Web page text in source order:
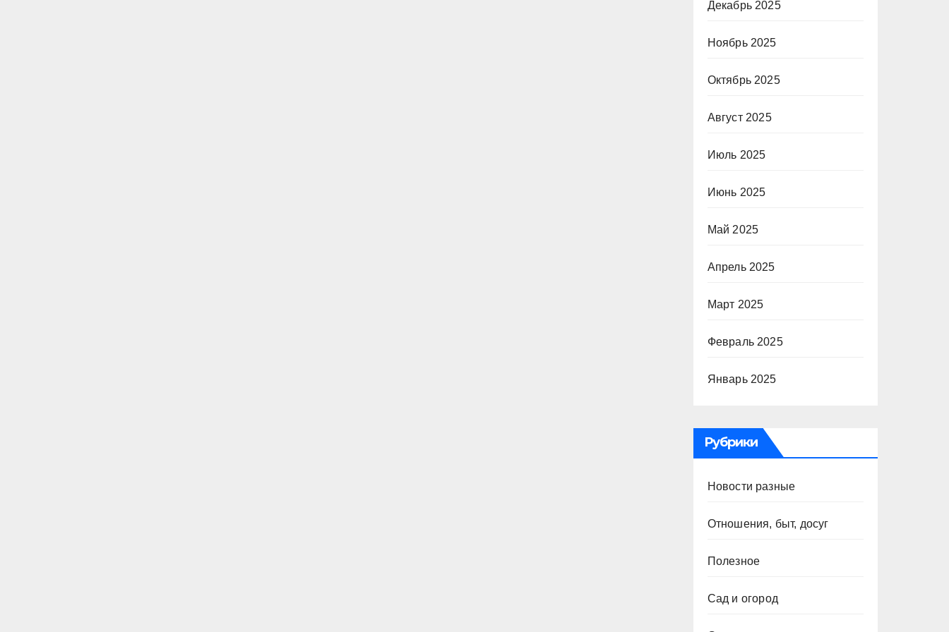
Декабрь 2025
Ноябрь 2025
Октябрь 2025
Август 2025
Июль 2025
Июнь 2025
Май 2025
Апрель 2025
Март 2025
Февраль 2025
Январь 2025
Рубрики
Новости разные
Отношения, быт, досуг
Полезное
Сад и огород